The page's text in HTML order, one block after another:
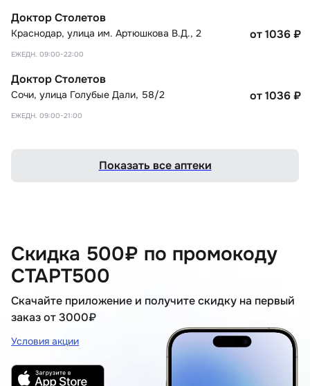
Доктор Столетов
Краснодар, улица им. Артюшкова В.Д., 2
ЕЖЕДН. 09:00-22:00
от 1036₽
Доктор Столетов
Сочи, улица Голубые Дали, 58/2
ЕЖЕДН. 09:00-21:00
от 1036₽
Показать все аптеки
Скидка 500₽ по промокоду
СТАРТ500
Скачайте приложение и получите скидку на первый
заказ от 3000₽
Условия акции